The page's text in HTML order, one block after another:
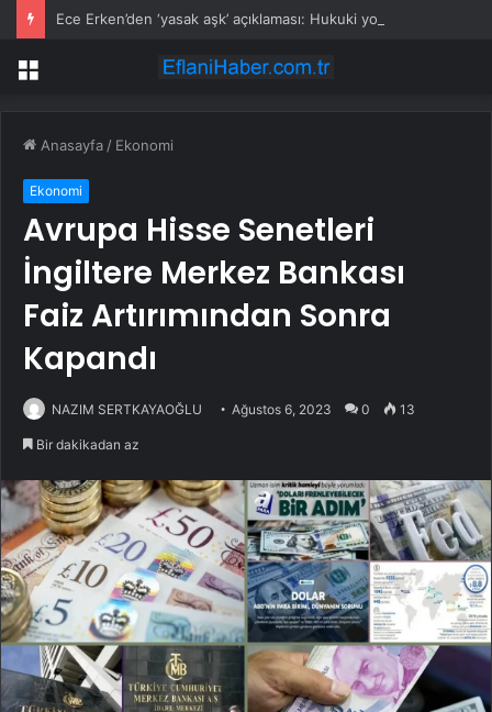
Menü
Anasayfa / Ekonomi
Ekonomi
Avrupa Hisse Senetleri
İngiltere Merkez Bankası
Faiz Artırımından Sonra
Kapandı
NAZIM SERTKAYAOĞLU Ağustos 6, 2023 0 13
Bir dakikadan az